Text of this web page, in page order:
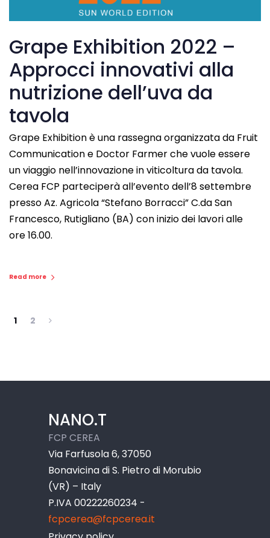
Grape Exhibition 2022 –
Approcci innovativi alla
nutrizione dell’uva da
tavola
Grape Exhibition è una rassegna organizzata da Fruit
Communication e Doctor Farmer che vuole essere
un viaggio nell’innovazione in viticoltura da tavola.
Cerea FCP parteciperà all’evento dell’8 settembre
presso Az. Agricola “Stefano Borracci” C.da San
Francesco, Rutigliano (BA) con inizio dei lavori alle
ore 16.00.
Read more
1 2
NANO.T
FCP CEREA
Via Farfusola 6, 37050
Bonavicina di S. Pietro di Morubio
(VR) – Italy
P.IVA 00222260234 -
fcpcerea@fcpcerea.it